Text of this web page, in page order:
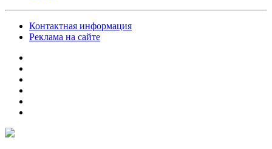
Контактная информация
Реклама на сайте